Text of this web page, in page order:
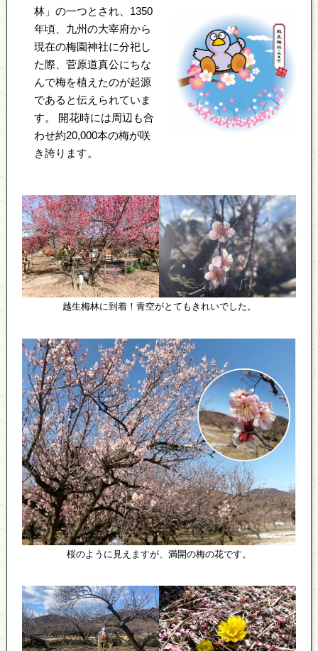
林」の一つとされ、1350
年頃、九州の大宰府から
現在の梅園神社に分祀し
た際、菅原道真公にちな
んで梅を植えたのが起源
であると伝えられていま
す。 開花時には周辺も合
わせ約20,000本の梅が咲
き誇ります。
越生梅林に到着！青空がとてもきれいでした。
桜のように見えますが、満開の梅の花です。